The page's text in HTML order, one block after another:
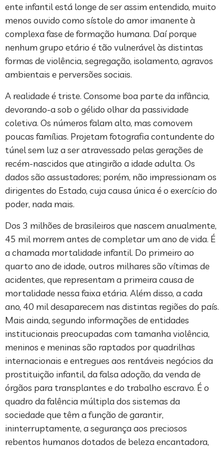
ente infantil está longe de ser assim entendido, muito
menos ouvido como sístole do amor imanente à
complexa fase de formação humana. Daí porque
nenhum grupo etário é tão vulnerável às distintas
formas de violência, segregação, isolamento, agravos
ambientais e perversões sociais.
A realidade é triste. Consome boa parte da infância,
devorando-a sob o gélido olhar da passividade
coletiva. Os números falam alto, mas comovem
poucas famílias. Projetam fotografia contundente do
túnel sem luz a ser atravessado pelas gerações de
recém-nascidos que atingirão a idade adulta. Os
dados são assustadores; porém, não impressionam os
dirigentes do Estado, cuja causa única é o exercício do
poder, nada mais.
Dos 3 milhões de brasileiros que nascem anualmente,
45 mil morrem antes de completar um ano de vida. É
a chamada mortalidade infantil. Do primeiro ao
quarto ano de idade, outros milhares são vítimas de
acidentes, que representam a primeira causa de
mortalidade nessa faixa etária. Além disso, a cada
ano, 40 mil desaparecem nas distintas regiões do país.
Mais ainda, segundo informações de entidades
institucionais preocupadas com tamanha violência,
meninos e meninas são raptados por quadrilhas
internacionais e entregues aos rentáveis negócios da
prostituição infantil, da falsa adoção, da venda de
órgãos para transplantes e do trabalho escravo. É o
quadro da falência múltipla dos sistemas da
sociedade que têm a função de garantir,
ininterruptamente, a segurança aos preciosos
rebentos humanos dotados de beleza encantadora,